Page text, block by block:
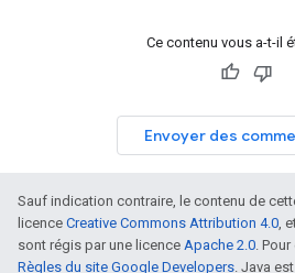
Ce contenu vous a-t-il
Envoyer des
Sauf indication contraire, le contenu de
licence Creative Commons Attribution 4.0,
sont régis par une licence Apache 2.0.
Règles du site Google Developers. Java